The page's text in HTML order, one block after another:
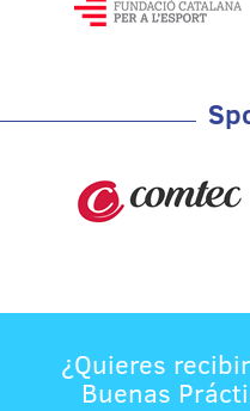
¿Quieres
Buenas